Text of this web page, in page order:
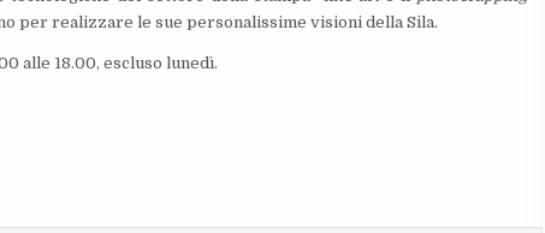
per realizzare le sue personalissime visioni della Sila.
alle 18.00, escluso lunedì.